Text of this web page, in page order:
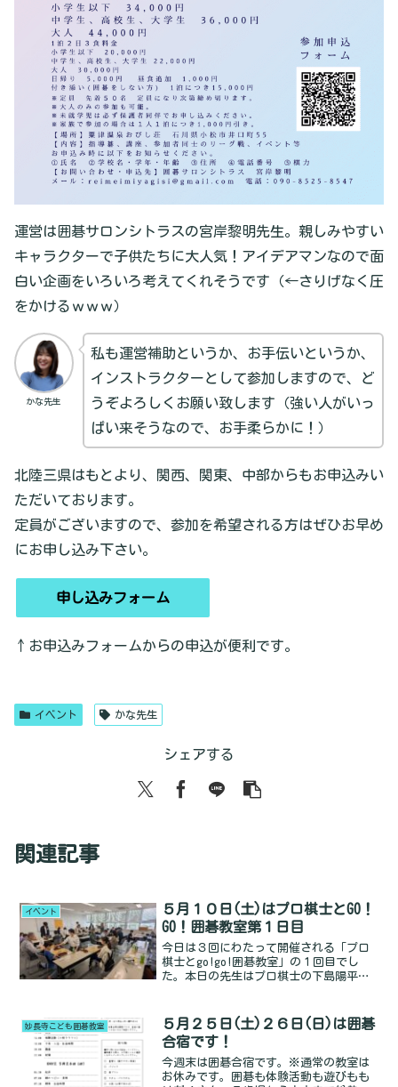
運営は囲碁サロンシトラスの宮岸黎明先生。親しみやすい
キャラクターで子供たちに大人気！アイデアマンなので面
白い企画をいろいろ考えてくれそうです（←さりげなく圧
をかけるｗｗｗ）
かな先生
私も運営補助というか、お手伝いというか、
インストラクターとして参加しますので、ど
うぞよろしくお願い致します（強い人がいっ
ぱい来そうなので、お手柔らかに！）
北陸三県はもとより、関西、関東、中部からもお申込みい
ただいております。
定員がございますので、参加を希望される方はぜひお早め
にお申し込み下さい。
申し込みフォーム
↑お申込みフォームからの申込が便利です。
イベント かな先生
シェアする
関連記事
イベント
５月１０日(土)はプロ棋士とGO！
GO！囲碁教室第１日目
今日は３回にわたって開催される「プロ
棋士とgo!go!囲碁教室」の１回目でし
た。本日の先生はプロ棋士の下島陽平八
お子さんも多かったので２時間は長いか
なぁと実はちょっと心Read more...
妙長寺こども囲碁教室
５月２５日(土)２６日(日)は囲碁
合宿です！
今週末は囲碁合宿です。※通常の教室は
お休みです。囲碁も体験活動も遊びもも